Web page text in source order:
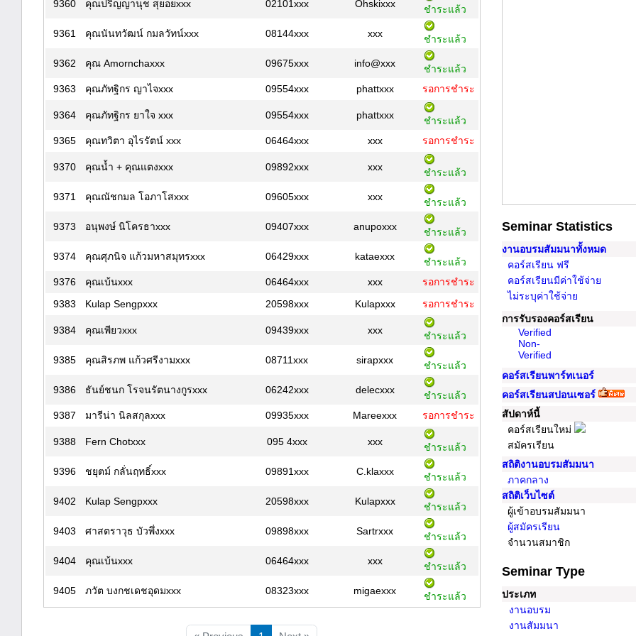
9360 คุณปริญญานุช สุยอยxxx 02101xxx Ohskixxx ชำระแล้ว
9361 คุณนันทวัฒน์ กมลวัทน์xxx 08144xxx xxx ชำระแล้ว
9362 คุณ Amornchaxxx 09675xxx info@xxx
ชำระแล้ว
9363
คุณภัทฐิกร ญาไจxxx 09554xxx phattxxx รอการชำระ
9364 คุณภัทฐิกร ยาใจ xxx 09554xxx phattxxx
ชำระแล้ว
9365
คุณทวิตา อุไรรัตน์ xxx 06464xxx xxx รอการชำระ
9370 คุณน้ำ + คุณแตงxxx 09892xxx xxx ชำระแล้ว
9371 คุณณัชกมล โอภาโสxxx 09605xxx xxx ชำระแล้ว
9373 อนุพงษ์ นิโครธาxxx 09407xxx anupoxxx ชำระแล้ว
9374 คุณศุภนิจ แก้วมหาสมุทรxxx 06429xxx kataexxx
ชำระแล้ว
9376
คุณเบ้นxxx 06464xxx xxx
รอการชำระ
9383
Kulap Sengpxxx 20598xxx Kulapxxx รอการชำระ
9384 คุณเพียวxxx 09439xxx xxx ชำระแล้ว
9385 คุณสิรภพ แก้วศรีงามxxx 08711xxx sirapxxx ชำระแล้ว
9386 ธันย์ชนก โรจนรัตนางกูรxxx 06242xxx delecxxx
ชำระแล้ว
9387
มารีน่า นิลสกุลxxx 09935xxx Mareexxx รอการชำระ
9388 Fern Chotxxx 095 4xxx xxx ชำระแล้ว
9396 ชยุตม์ กลั่นฤทธิ์xxx 09891xxx C.klaxxx ชำระแล้ว
9402 Kulap Sengpxxx 20598xxx Kulapxxx ชำระแล้ว
9403 ศาสตราวุธ บัวพึ่งxxx 09898xxx Sartrxxx ชำระแล้ว
9404 คุณเบ้นxxx 06464xxx xxx ชำระแล้ว
9405 ภวัต บงกชเดชอุดมxxx 08323xxx migaexxx ชำระแล้ว
Seminar Statistics
งานอบรมสัมมนาทั้งหมด
คอร์สเรียน ฟรี
คอร์สเรียนมีค่าใช้จ่าย
ไม่ระบุค่าใช้จ่าย
การรับรองคอร์สเรียน
Verified
Non-
Verified
คอร์สเรียนพาร์ทเนอร์
คอร์สเรียนสปอนเซอร์
สัปดาห์นี้
คอร์สเรียนใหม่
สมัครเรียน
สถิติงานอบรมสัมมนา
ภาคกลาง
สถิติเว็บไซต์
ผู้เข้าอบรมสัมมนา
ผู้สมัครเรียน
จำนวนสมาชิก
Seminar Type
ประเภท
งานอบรม
งานสัมมนา